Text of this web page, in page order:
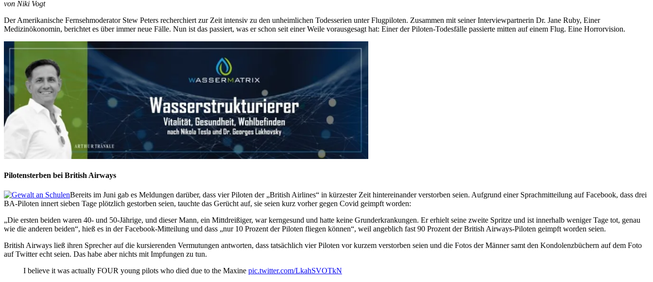
von Niki Vogt
Der Amerikanische Fernsehmoderator Stew Peters recherchiert zur Zeit intensiv zu den unheimlichen Todesserien unter Flugpiloten. Zusammen mit seiner Interviewpartnerin Dr. Jane Ruby, Einer
Medizinökonomin, berichtet es über immer neue Fälle. Nun ist das passiert, was er schon seit einer Weile vorausgesagt hat: Einer der Piloten-Todesfälle passierte mitten auf einem Flug. Eine Horrorvision.
Pilotensterben bei British Airways
Bereits im Juni gab es Meldungen darüber, dass vier Piloten der „British Airlines“ in kürzester Zeit hintereinander verstorben seien. Aufgrund einer Sprachmitteilung auf Facebook, dass drei
BA-Piloten innert sieben Tage plötzlich gestorben seien, tauchte das Gerücht auf, sie seien kurz vorher gegen Covid geimpft worden:
„Die ersten beiden waren 40- und 50-Jährige, und dieser Mann, ein Mittdreißiger, war kerngesund und hatte keine Grunderkrankungen. Er erhielt seine zweite Spritze und ist innerhalb weniger Tage tot, genau
wie die anderen beiden“, hieß es in der Facebook-Mitteilung und dass „nur 10 Prozent der Piloten fliegen können“, weil angeblich fast 90 Prozent der British Airways-Piloten geimpft worden seien.
British Airways ließ ihren Sprecher auf die kursierenden Vermutungen antworten, dass tatsächlich vier Piloten vor kurzem verstorben seien und die Fotos der Männer samt den Kondolenzbüchern auf dem Foto
auf Twitter echt seien. Das habe aber nichts mit Impfungen zu tun.
I believe it was actually FOUR young pilots who died due to the Maxine pic.twitter.com/LkahSVOTkN